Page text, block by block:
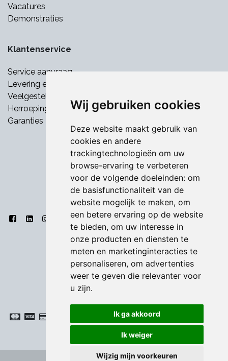
Wij gebruiken cookies
Deze website maakt gebruik van
cookies en andere
trackingtechnologieën om uw
browse-ervaring te verbeteren
voor de volgende doeleinden: om
de basisfunctionaliteit van de
website mogelijk te maken, om
een betere ervaring op de website
te bieden, om uw interesse in
onze producten en diensten te
meten en marketinginteracties te
personaliseren, om advertenties
weer te geven die relevanter voor
u zijn.
Ik ga akkoord
Ik weiger
Wijzig mijn voorkeuren
Vacatures
Demonstraties
Klantenservice
Service aanvraag
Levering en betaling
Veelgestelde vragen
Herroepingsrecht
Garanties